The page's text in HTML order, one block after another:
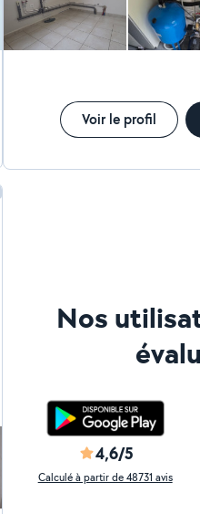
Voir le profil
Nos
4,6/5
Calculé à partir de 48731 avis